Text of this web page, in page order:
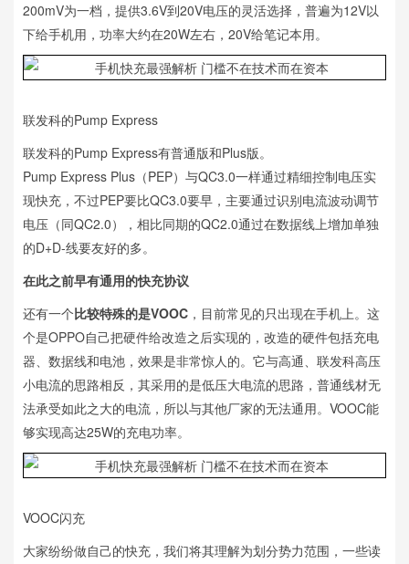
200mV为一档，提供3.6V到20V电压的灵活选择，普遍为12V以
下给手机用，功率大约在20W左右，20V给笔记本用。
联发科的Pump Express
联发科的Pump Express有普通版和Plus版。
Pump Express Plus（PEP）与QC3.0一样通过精细控制电压实
现快充，不过PEP要比QC3.0要早，主要通过识别电流波动调节
电压（同QC2.0），相比同期的QC2.0通过在数据线上增加单独
的D+D-线要友好的多。
在此之前早有通用的快充协议
还有一个比较特殊的是VOOC ，目前常见的只出现在手机上。这
个是OPPO自己把硬件给改造之后实现的，改造的硬件包括充电
器、数据线和电池，效果是非常惊人的。它与高通、联发科高压
小电流的思路相反，其采用的是低压大电流的思路，普通线材无
法承受如此之大的电流，所以与其他厂家的无法通用。VOOC能
够实现高达25W的充电功率。
VOOC闪充
大家纷纷做自己的快充，我们将其理解为划分势力范围，一些读